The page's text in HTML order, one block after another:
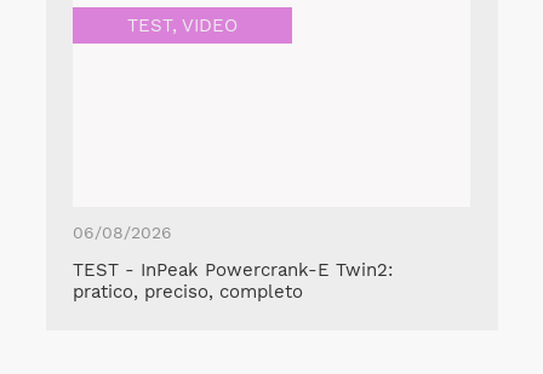
TEST, VIDEO
06/08/2026
TEST - InPeak Powercrank-E Twin2:
pratico, preciso, completo